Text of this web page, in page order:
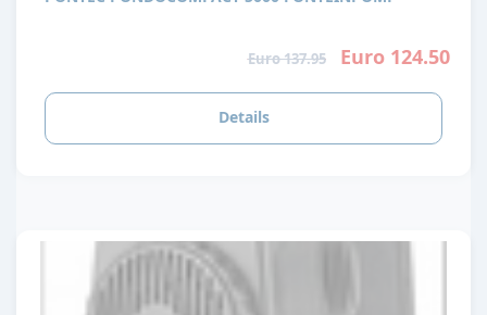
Euro 137.95 Euro 124.50
Details